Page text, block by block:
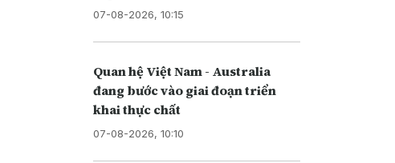
07-08-2026, 10:15
Quan hệ Việt Nam - Australia
đang bước vào giai đoạn triển
khai thực chất
07-08-2026, 10:10